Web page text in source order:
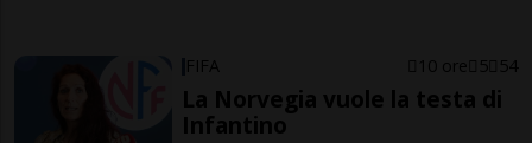
FIFA 10 ore 5 54
La Norvegia vuole la testa di
Infantino